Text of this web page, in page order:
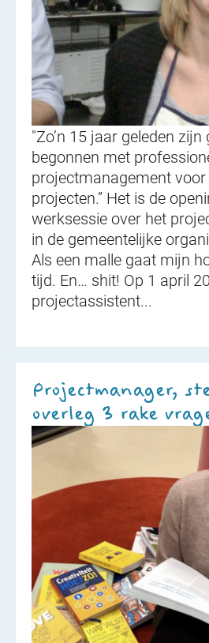
"Zo’n 15 jaar geleden zijn
begonnen met
projectmanagement
projecten.” Het is de
werksessie over het
in de gemeentelijke
Als een malle gaat mijn
tijd. En… shit! Op 1 april
projectassistent...
Projectmanager,
overleg 3 rake